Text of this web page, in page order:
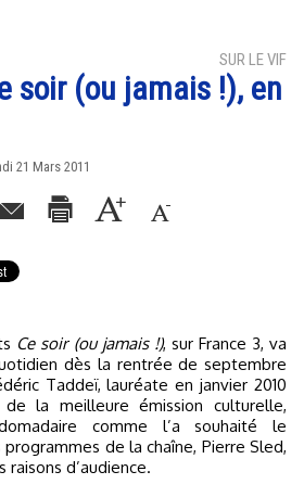
SUR LE VIF
soir (ou jamais !), en
21 Mars 2011
Ce soir (ou jamais !), sur France 3, va
dès la rentrée de septembre
Taddeï, lauréate en janvier 2010
la meilleure émission culturelle,
comme l’a souhaité le
de la chaîne, Pierre Sled,
d’audience.